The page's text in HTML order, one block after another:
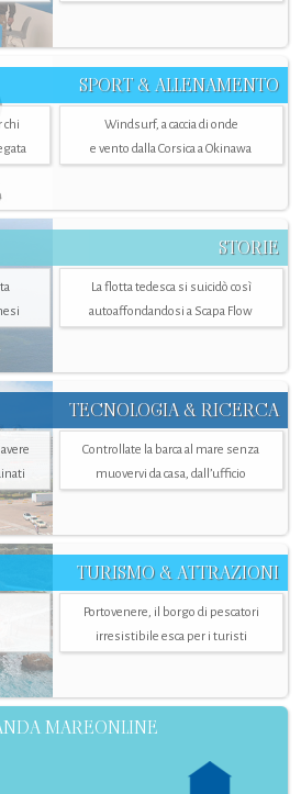
SPORT & ALLENAMENTO
chi
Windsurf, a caccia di onde
e vento dalla Corsica a Okinawa
STORIE
La flotta tedesca si suicidò così
autoaffondandosi a Scapa Flow
TECNOLOGIA & RICERCA
Controllate la barca al mare senza
muovervi da casa, dall’ufficio
TURISMO & ATTRAZIONI
Portovenere, il borgo di pescatori
irresistibile esca per i turisti
MAREONLINE